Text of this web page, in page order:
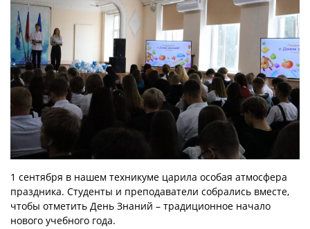
1 сентября в нашем техникуме царила особая атмосфера
праздника. Студенты и преподаватели собрались вместе,
чтобы отметить День Знаний – традиционное начало
нового учебного года.